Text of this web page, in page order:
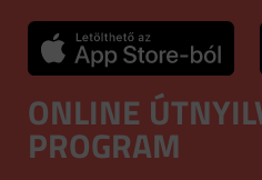
ONLINE
PROGRAM